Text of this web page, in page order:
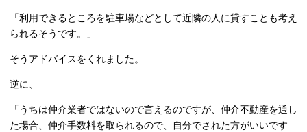
「利用できるところを駐車場などとして近隣の人に貸すことも考え
られるそうです。」
そうアドバイスをくれました。
逆に、
「うちは仲介業者ではないので言えるのですが、仲介不動産を通し
た場合、仲介手数料を取られるので、自分でされた方がいいです